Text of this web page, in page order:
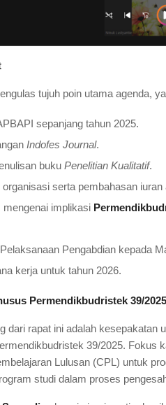
tujuh poin utama agenda,
sepanjang tahun 2025.
Indofes Journal.
buku Penelitian Kualitatif.
serta pembahasan iuran
implikasi
Pengabdian kepada
kerja untuk tahun 2026.
Permendikbudristek 39/2025
dari rapat ini adalah kesepakatan
39/2025. Fokus
Lulusan (CPL) untuk
studi dalam proses